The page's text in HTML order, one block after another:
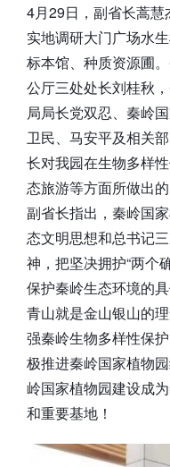
4月29日，副省长蒿
实地调研大门广场水
标本馆、种质资源圃
公厅三处处长刘桂秋
局局长党双忍、秦岭
卫民、马安平及相关
长对我园在生物多样
态旅游等方面所做出
副省长指出，秦岭国
态文明思想和总书记
神，把坚决拥护“两个
保护秦岭生态环境的
青山就是金山银山的
强秦岭生物多样性保
极推进秦岭国家植物
岭国家植物园建设成
和重要基地！